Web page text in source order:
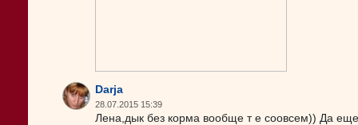
Darja
28.07.2015 15:39
Лена,дык без корма вообще т е соовсем)) Да